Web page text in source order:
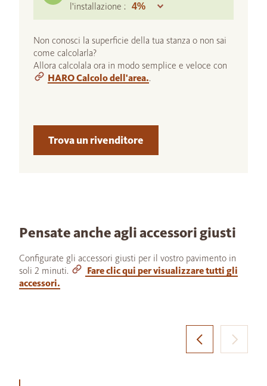
l'installazione :
Non conosci la superficie della tua stanza o non sai
come calcolarla?
Allora calcolala ora in modo semplice e veloce con
HARO Calcolo dell'area..
Trova un rivenditore
Pensate anche agli accessori giusti
Configurate gli accessori giusti per il vostro pavimento in
soli 2 minuti.
Fare clic qui per visualizzare tutti gli
accessori.